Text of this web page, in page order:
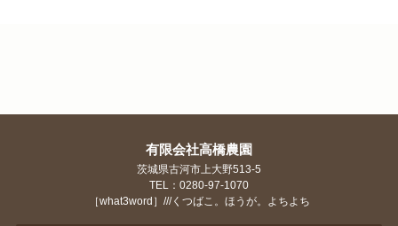
有限会社高橋農園
茨城県古河市上大野513-5
TEL：0280-97-1070
［what3word］///くつばこ。ほうが。よちよち